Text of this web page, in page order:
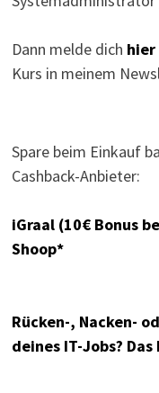
Dann melde dich hier
Kurs in meinem
Spare beim Einkauf
Cashback-Anbieter:
iGraal (10€ Bonus
Shoop*
Rücken-, Nacken-
deines IT-Jobs?